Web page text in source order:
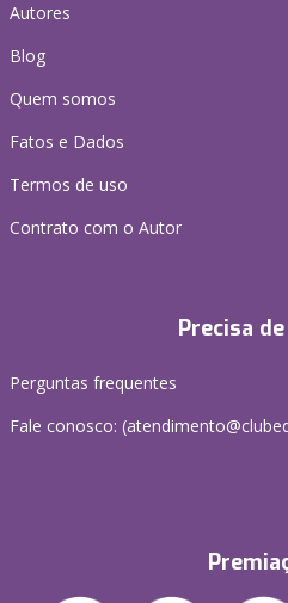
Autores
Blog
Quem somos
Fatos e Dados
Termos de uso
Contrato com o Autor
Precisa
Perguntas frequentes
Fale conosco: